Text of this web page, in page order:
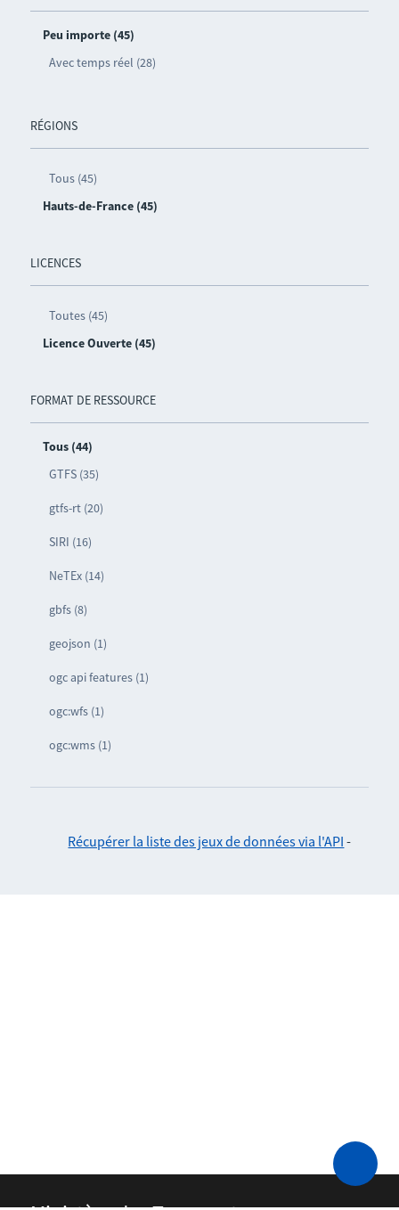
Peu importe (45)
Avec temps réel (28)
RÉGIONS
Tous (45)
Hauts-de-France (45)
LICENCES
Toutes (45)
Licence Ouverte (45)
FORMAT DE RESSOURCE
Tous (44)
GTFS (35)
gtfs-rt (20)
SIRI (16)
NeTEx (14)
gbfs (8)
geojson (1)
ogc api features (1)
ogc:wfs (1)
ogc:wms (1)
Récupérer la liste des jeux de données via l'API -